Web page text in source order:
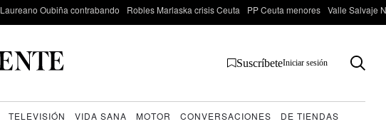
Laureano Oubiña contrabando Robles Marlaska crisis Ceuta PP Ceuta menores Valle Salvaje
SuscríbeteIniciar sesión
TELEVISIÓN VIDA SANA MOTOR CONVERSACIONES
DE TIENDAS